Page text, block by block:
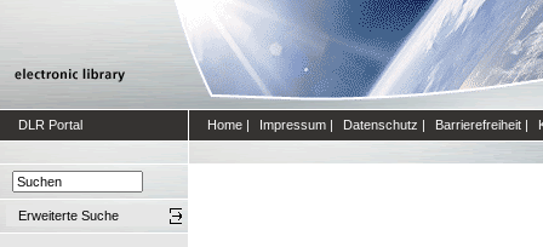
DLR Portal Home | Impressum | Datenschutz | Barrierefreiheit |
Erweiterte Suche